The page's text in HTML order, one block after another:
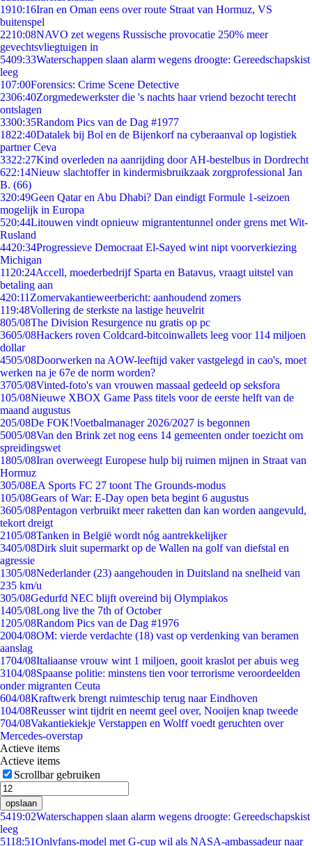
1910:16Iran en Oman eens over route Straat van Hormuz, VS
buitenspel
2210:08NAVO zet wegens Russische provocatie 250% meer
gevechtsvliegtuigen in
5409:33Waterschappen slaan alarm wegens droogte: Gereedschapskist
leeg
107:00Forensics: Crime Scene Detective
2306:40Zorgmedewerkster die 's nachts haar vriend bezocht terecht
ontslagen
3300:35Random Pics van de Dag #1977
1822:40Datalek bij Bol en de Bijenkorf na cyberaanval op logistiek
partner Ceva
3322:27Kind overleden na aanrijding door AH-bestelbus in Dordrecht
622:14Nieuw slachtoffer in kindermisbruikzaak zorgprofessional Jan
B. (66)
320:49Geen Qatar en Abu Dhabi? Dan eindigt Formule 1-seizoen
mogelijk in Europa
520:44Litouwen vindt opnieuw migrantentunnel onder grens met Wit-
Rusland
4420:34Progressieve Democraat El-Sayed wint nipt voorverkiezing
Michigan
11 20:24Accell, moederbedrijf Sparta en Batavus, vraagt uitstel van
betaling aan
420:11 Zomervakantieweerbericht: aanhoudend zomers
119:48Vollering de sterkste na lastige heuvelrit
805/08The Division Resurgence nu gratis op pc
3605/08Hackers roven Coldcard-bitcoinwallets leeg voor 114 miljoen
dollar
4505/08Doorwerken na AOW-leeftijd vaker vastgelegd in cao's, moet
werken na je 67e de norm worden?
3705/08Vinted-foto's van vrouwen massaal gedeeld op seksfora
105/08Nieuwe XBOX Game Pass titels voor de eerste helft van de
maand augustus
205/08De FOK!Voetbalmanager 2026/2027 is begonnen
5005/08Van den Brink zet nog eens 14 gemeenten onder toezicht om
spreidingswet
1805/08Iran overweegt Europese hulp bij ruimen mijnen in Straat van
Hormuz
305/08EA Sports FC 27 toont The Grounds-modus
105/08Gears of War: E-Day open beta begint 6 augustus
3605/08Pentagon verbruikt meer raketten dan kan worden aangevuld,
tekort dreigt
2105/08Tanken in België wordt nóg aantrekkelijker
3405/08Dirk sluit supermarkt op de Wallen na golf van diefstal en
agressie
1305/08Nederlander (23) aangehouden in Duitsland na snelheid van
235 km/u
305/08Gedurfd NEC blijft overeind bij Olympiakos
1405/08Long live the 7th of October
1205/08Random Pics van de Dag #1976
2004/08OM: vierde verdachte (18) vast op verdenking van beramen
aanslag
1704/08Italiaanse vrouw wint 1 miljoen, gooit kraslot per abuis weg
3104/08Spaanse politie: minstens tien voor terrorisme veroordeelden
onder migranten Ceuta
604/08Kraftwerk brengt ruimteschip terug naar Eindhoven
104/08Reusser wint tijdrit en neemt geel over, Nooijen knap tweede
704/08Vakantiekiekje Verstappen en Wolff voedt geruchten over
Mercedes-overstap
Actieve items
Actieve items
Scrollbar gebruiken
opslaan
5419:02Waterschappen slaan alarm wegens droogte: Gereedschapskist
leeg
5118:51Onlyfans-model met G-cup wil als NASA-ambassadeur naar